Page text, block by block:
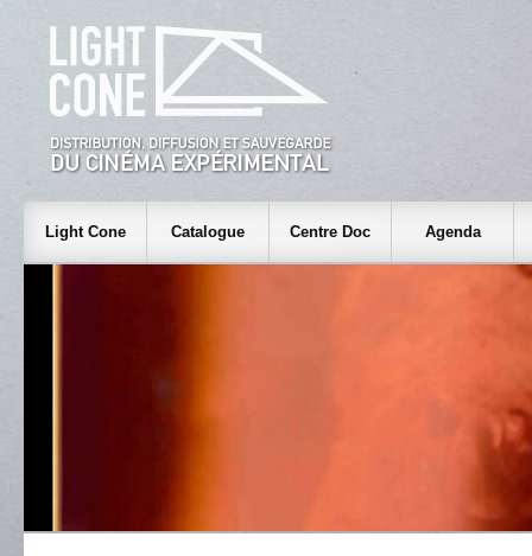
Light Cone Catalogue Centre Doc Agenda